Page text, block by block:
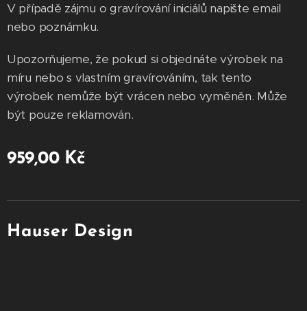
V případě zájmu o gravírování iniciálů napište email
nebo poznámku.
Upozorňujeme, že pokud si objednáte výrobek na
míru nebo s vlastním gravírováním, tak tento
výrobek nemůže být vrácen nebo vyměněn. Může
být pouze reklamován.
959,00Kč
Hauser Design